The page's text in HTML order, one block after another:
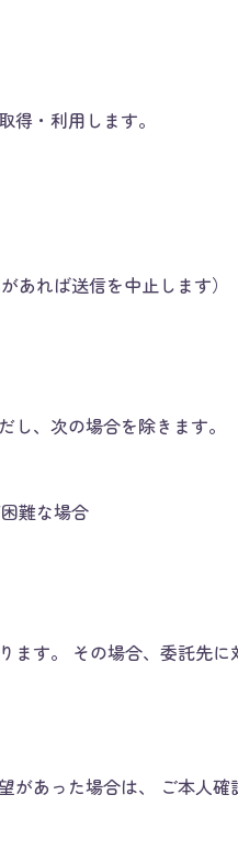
・利用します。
あれば送信を中止します）
、次の場合を除きます。
難な場合
す。 その場合、委託先
あった場合は、 ご本人